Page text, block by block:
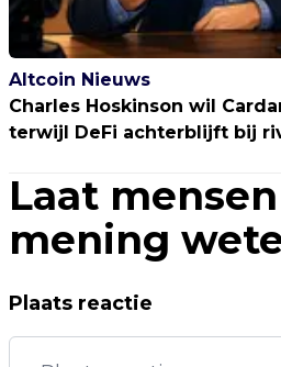
Altcoin Nieuws
Charles Hoskinson wil
terwijl DeFi achterblijft bij
Laat
mening
Plaats reactie